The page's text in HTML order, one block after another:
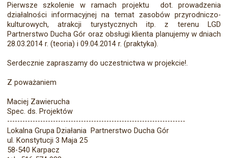
Pierwsze szkolenie w ramach projektu dot. prowadzenia
działalności informacyjnej na temat zasobów przyrodniczo-
kulturowych, atrakcji turystycznych itp. z terenu LGD
Partnerstwo Ducha Gór oraz obsługi klienta planujemy w dniach
28.03.2014 r. (teoria) i 09.04.2014 r. (praktyka).
Serdecznie zapraszamy do uczestnictwa w projekcie!.
Z poważaniem
Maciej Zawierucha
Spec. ds. Projektów
----------------------------------------------------------------------
Lokalna Grupa Działania Partnerstwo Ducha Gór
ul. Konstytucji 3 Maja 25
58-540 Karpacz